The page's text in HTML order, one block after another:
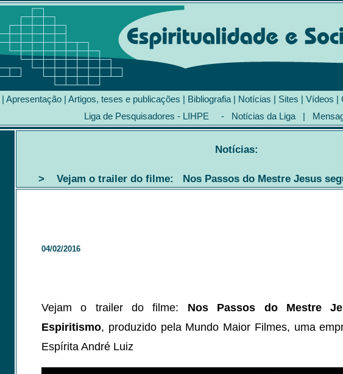
| Apresentação | Artigos, teses e publicações | Bibliografia | Notícias | Sites | Vídeos |
Liga de Pesquisadores - LIHPE - Notícias da Liga |
Notícias:
> Vejam o trailer do filme: Nos Passos do Mestre Jesus
04/02/2016
Vejam o trailer do filme: Nos Passos do Mestre
Espiritismo, produzido pela Mundo Maior Filmes, uma
Espírita André Luiz